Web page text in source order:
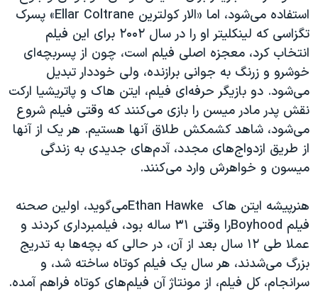
استفاده می‌شود، اما «الار کولترین Ellar Coltrane» پسرک
تگزاسی که لینکلیتر او را در سال ۲۰۰۲ برای این فیلم
انتخاب کرد، معجزه اصلی فیلم است، چون از پسربچه‌ای
خوشرو و زرنگ به جوانی برازنده، ولی خوددار تبدیل
می‌شود. دو بازیگر حرفه‌ای فیلم، ایتن هاک و پاتریشیا ارکت
نقش پدر مادر میسن را بازی می‌کنند که وقتی فیلم شروع
می‌شود، شاهد کشمکش طلاق آنها هستیم. هر یک از آنها
از طریق ازدواج‌های مجدد، آدم‌های جدیدی به زندگی
میسون و خواهرش وارد می‌کنند.
هنرپیشه ایتن هاک Ethan Hawkeمی‌گوید، اولین صحنه
فیلم Boyhood
را وقتی ۳۱ ساله بود، فیلمبرداری کردند و
عملا طی ۱۲ سال بعد از آن، در حالی که بچه‌ها به تدریج
بزرگ می‌شدند، هر سال یک فیلم کوتاه ساخته شد، و
سرانجام، کل فیلم، از مونتاژ آن فیلم‌های کوتاه فراهم آمده.